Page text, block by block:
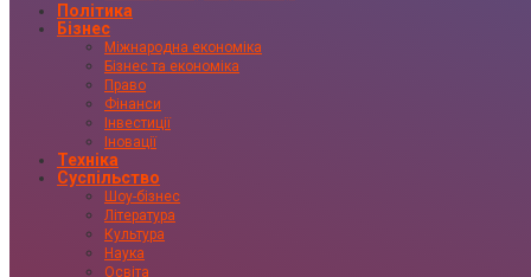
Політика
Бізнес
Міжнародна економіка
Бізнес та економіка
Право
Фінанси
Інвестиції
Іновації
Техніка
Суспільство
Шоу-бізнес
Література
Культура
Наука
Освіта